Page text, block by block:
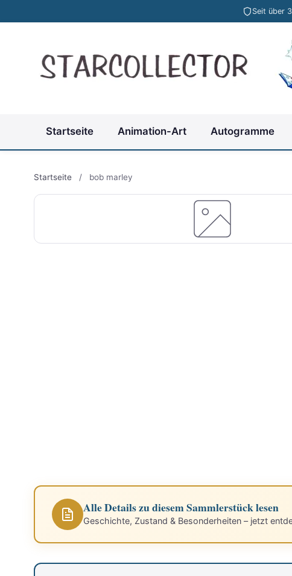
Seit über
Startseite Animation-Art Autogramme
Startseite / bob marley
Alle Details zu diesem Sammlerstück lesen
Geschichte, Zustand & Besonderheiten – jetzt